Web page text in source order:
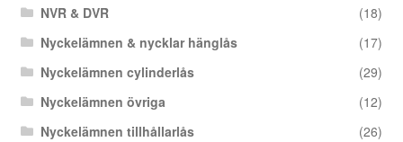
NVR & DVR
(18)
Nyckelämnen & nycklar hänglås
(17)
Nyckelämnen cylinderlås
(29)
Nyckelämnen övriga
(12)
Nyckelämnen tillhållarlås
(26)